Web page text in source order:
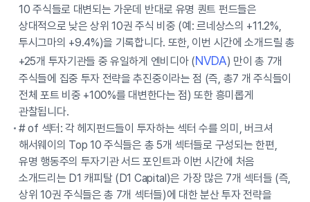
10 주식들로 대변되는 가운데 반대로 유명 퀀트 펀드들은
상대적으로 낮은 상위 10권 주식 비중 (예: 르네상스의 +11.2%,
투시그마의 +9.4%)을 기록합니다. 또한, 이번 시간에 소개드릴 총
+25개 투자기관들 중 유일하게 엔비디아 (NVDA) 만이 총 7개
주식들에 집중 투자 전략을 추진중이라는 점 (즉, 총7 개 주식들이
전체 포트 비중 +100%를 대변한다는 점) 또한 흥미롭게
관찰됩니다.
# of 섹터: 각 헤지펀드들이 투자하는 섹터 수를 의미, 버크셔
해서웨이의 Top 10 주식들은 총 5개 섹터들로 구성되는 한편,
유명 행동주의 투자기관 서드 포인트과 이번 시간에 처음
소개드리는 D1 캐피탈 (D1 Capital)은 가장 많은 7개 섹터들 (즉,
상위 10권 주식들은 총 7개 섹터들)에 대한 분산 투자 전략을